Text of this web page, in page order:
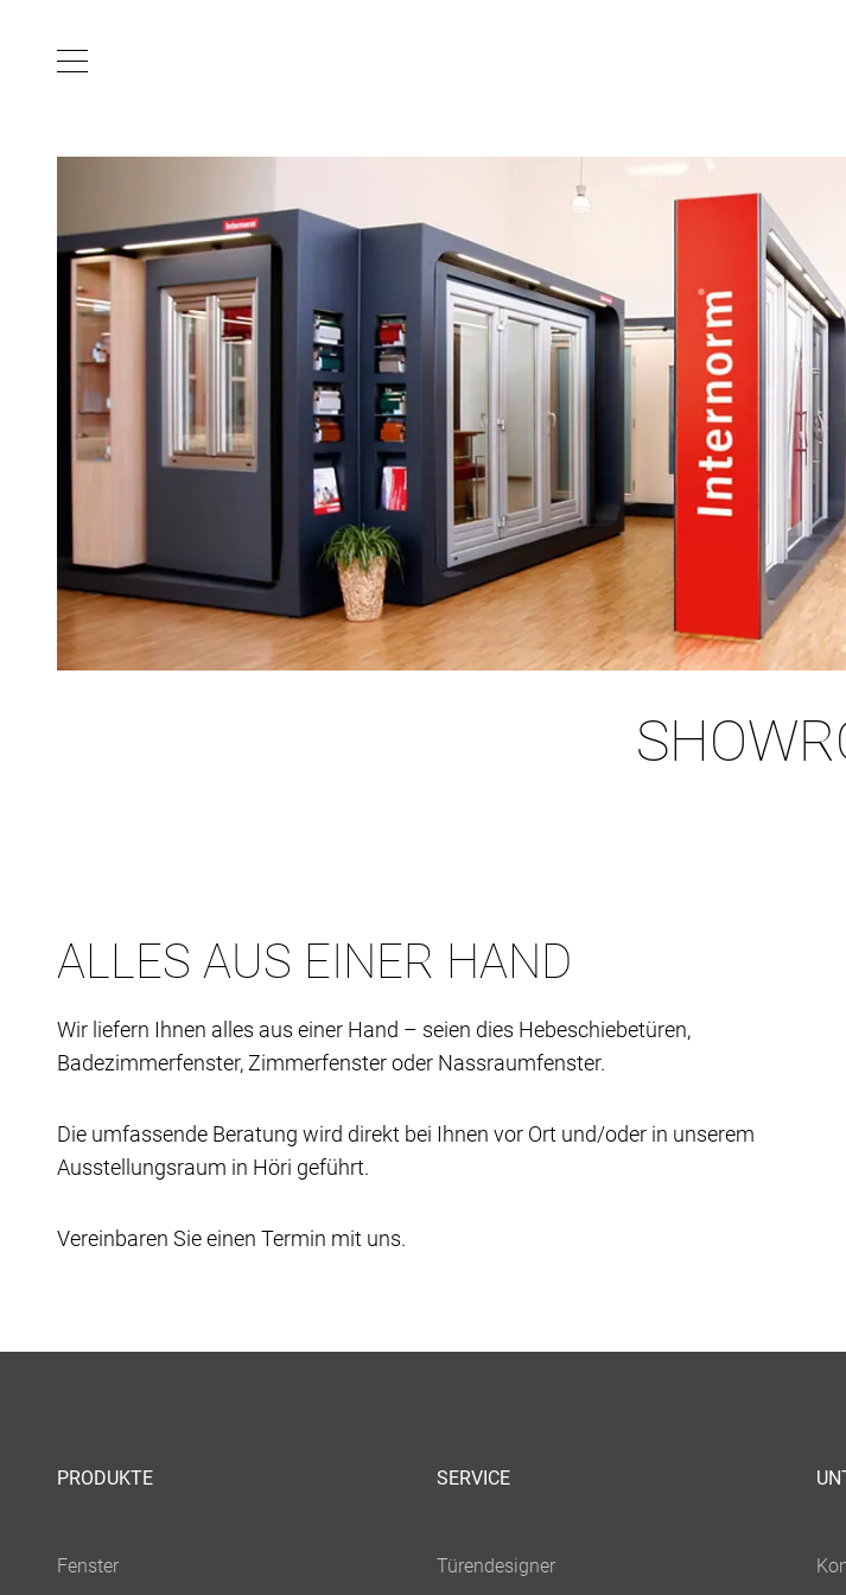
ALLES AUS EINER HAND
Wir liefern Ihnen alles aus einer Hand – seien dies Hebeschiebetüren,
Badezimmerfenster, Zimmerfenster oder Nassraumfenster.
Die umfassende Beratung wird direkt bei Ihnen vor Ort und/oder in unserem
Ausstellungsraum in Höri geführt.
Vereinbaren Sie einen Termin mit uns.
PRODUKTE SERVICE